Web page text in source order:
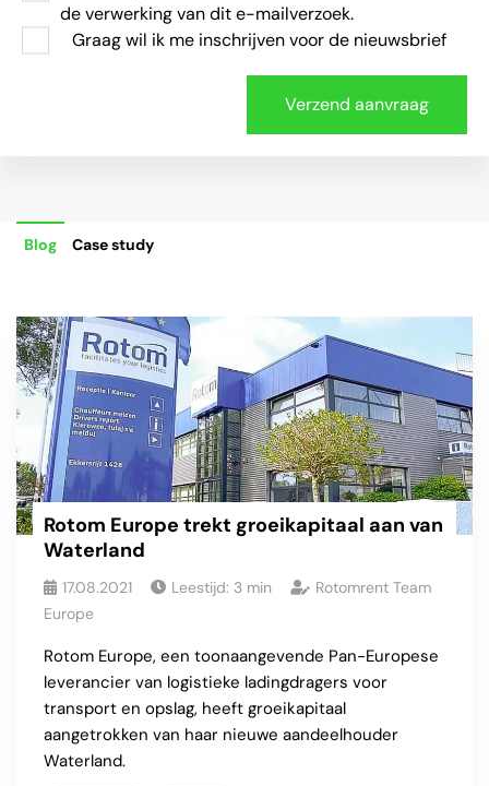
de verwerking van dit e-mailverzoek.
Graag wil ik me inschrijven voor de nieuwsbrief
Blog Case study
Rotom Europe trekt groeikapitaal aan van
Waterland
17.08.2021 Leestijd: 3 min
Rotomrent Team
Europe
Rotom Europe, een toonaangevende Pan-Europese
leverancier van logistieke ladingdragers voor
transport en opslag, heeft groeikapitaal
aangetrokken van haar nieuwe aandeelhouder
Waterland.